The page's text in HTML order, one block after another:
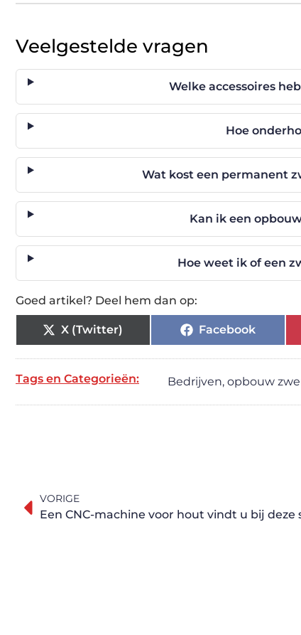
Veelgestelde vragen
Welke accessoires
Hoe
Wat kost een permanent
Kan ik een
Hoe weet ik of een
Goed artikel? Deel hem dan op:
X (Twitter) Facebook
Tags en Categorieën: Bedrijven, opbouw
VORIGE
Een CNC-machine voor hout vindt u bij deze